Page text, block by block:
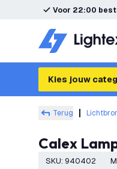
Voor 22:00
Kies jouw
Terug
Calex
SKU: 940402